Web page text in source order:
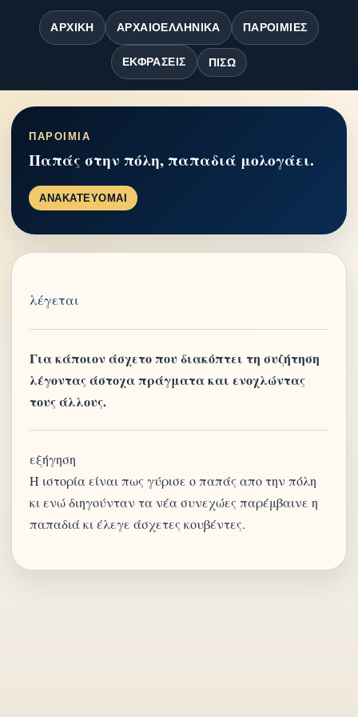
ΑΡΧΙΚΉ ΑΡΧΑΙΟΕΛΛΗΝΙΚΆ ΠΑΡΟΙΜΊΕΣ
ΕΚΦΡΆΣΕΙΣ ΠΊΣΩ
ΠΑΡΟΙΜΙΑ
Παπάς στην πόλη, παπαδιά μολογάει.
ΑΝΑΚΑΤΕΥΟΜΑΙ
λέγεται
Για κάποιον άσχετο που διακόπτει τη συζήτηση
λέγοντας άστοχα πράγματα και ενοχλώντας
τους άλλους.
εξήγηση
Η ιστορία είναι πως γύρισε ο παπάς απο την πόλη
κι ενώ διηγούνταν τα νέα συνεχώες παρέμβαινε η
παπαδιά κι έλεγε άσχετες κουβέντες.